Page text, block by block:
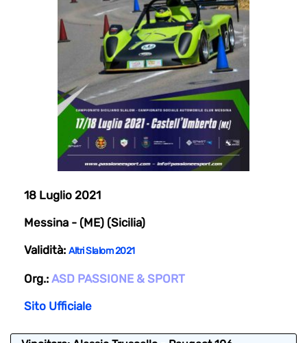
18 Luglio 2021
Messina - (ME) (Sicilia)
Validità: Altri Slalom 2021
Org.: ASD PASSIONE & SPORT
Sito Ufficiale